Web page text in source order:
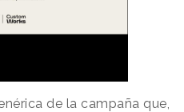
de la campaña que,